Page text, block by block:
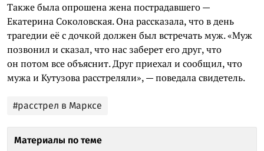
Также была опрошена жена пострадавшего —
Екатерина Соколовская. Она рассказала, что в день
трагедии её с дочкой должен был встречать муж. «Муж
позвонил и сказал, что нас заберет его друг, что
он потом все объяснит. Друг приехал и сообщил, что
мужа и Кутузова расстреляли», — поведала свидетель.
#расстрел в Марксе
Материалы по теме